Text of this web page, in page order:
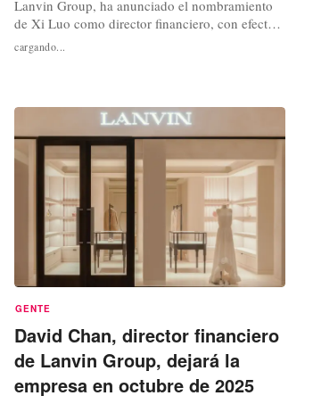
Lanvin Group, ha anunciado el nombramiento
de Xi Luo como director financiero, con efecto a
partir del 1 de junio de 2026. En este cargo, Luo
gestionará las operaciones financieras de la
tesorería, inversiones y...
cargando...
GENTE
David Chan, director financiero
de Lanvin Group, dejará la
empresa en octubre de 2025